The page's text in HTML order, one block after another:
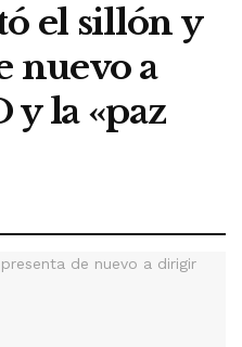
el sillón y
nuevo a
y la «paz